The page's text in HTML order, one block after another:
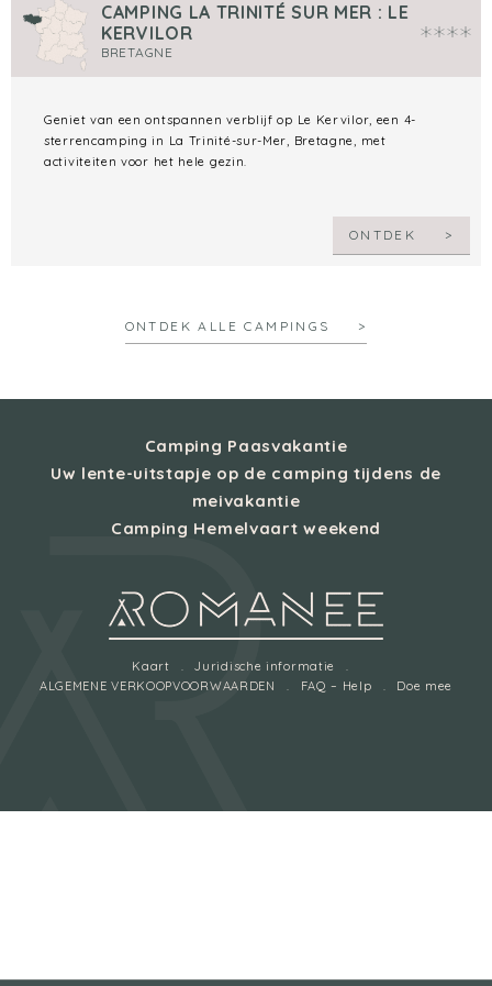
CAMPING LA TRINITÉ SUR MER : LE
KERVILOR
BRETAGNE
Geniet van een ontspannen verblijf op Le Kervilor, een 4-
sterrencamping in La Trinité-sur-Mer, Bretagne, met
activiteiten voor het hele gezin.
ONTDEK
ONTDEK ALLE CAMPINGS
Camping Paasvakantie
Uw lente-uitstapje op de camping tijdens de
meivakantie
Camping Hemelvaart weekend
Kaart
Juridische informatie
ALGEMENE VERKOOPVOORWAARDEN
FAQ – Help Doe mee